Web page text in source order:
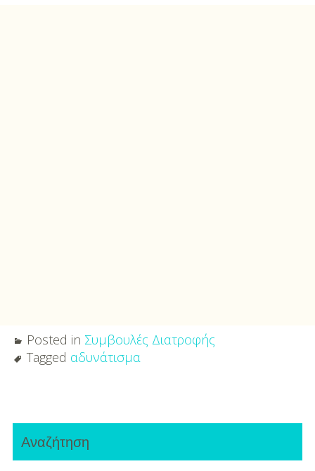
Posted in Συμβουλές Διατροφής
Tagged αδυνάτισμα
navigation
Primary
Sidebar
Αναζήτηση